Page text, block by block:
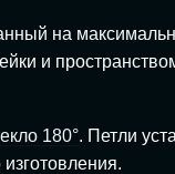
на
и
180°. Петли